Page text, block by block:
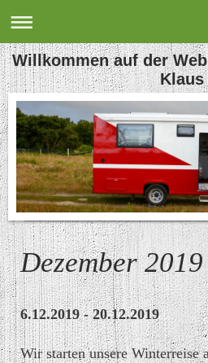
Willkommen auf der
Klaus
Dezember 2019
6.12.2019 - 20.12.2019
Wir starten unsere